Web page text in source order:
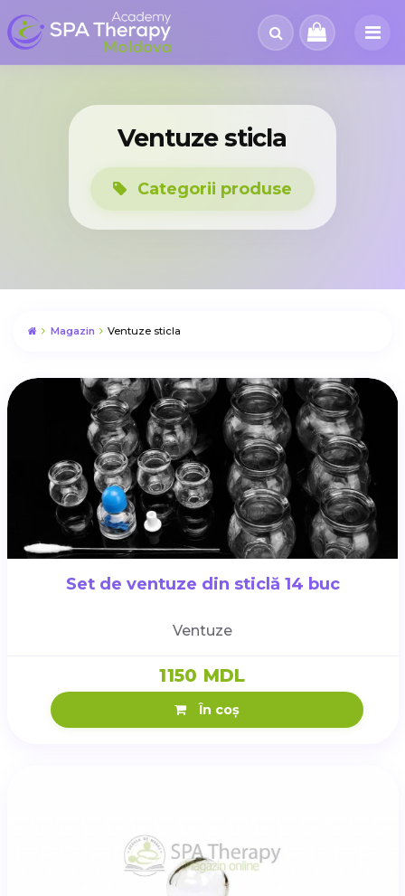
Ventuze sticla
Categorii produse
Magazin Ventuze sticla
Set de ventuze din sticlă 14 buc
Ventuze
1150 MDL
În coș